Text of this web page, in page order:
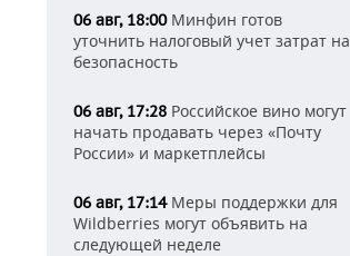
06 авг, 18:00Минфин готов
уточнить налоговый учет затрат на
безопасность
06 авг, 17:28 Российское вино могут
начать продавать через «Почту
России» и маркетплейсы
06 авг, 17:14Меры поддержки для
Wildberries могут объявить на
следующей неделе